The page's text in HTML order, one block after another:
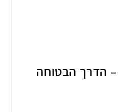
– הדרך הבטוחה